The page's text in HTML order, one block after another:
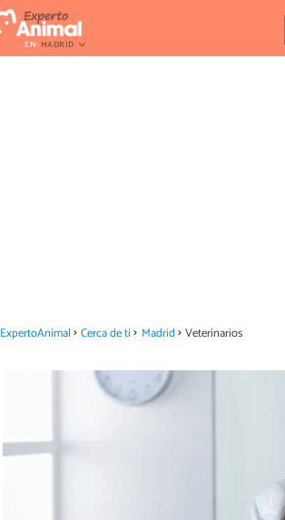
EN:MADRID
ExpertoAnimal Cerca de ti Madrid Veterinarios